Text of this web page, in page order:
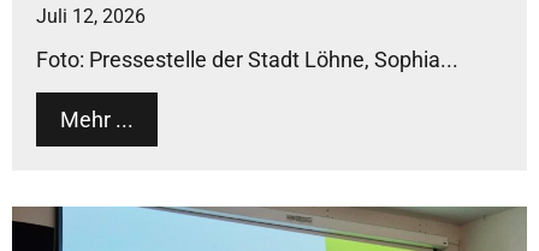
Juli 12, 2026
Foto: Pressestelle der Stadt Löhne, Sophia...
Mehr ...